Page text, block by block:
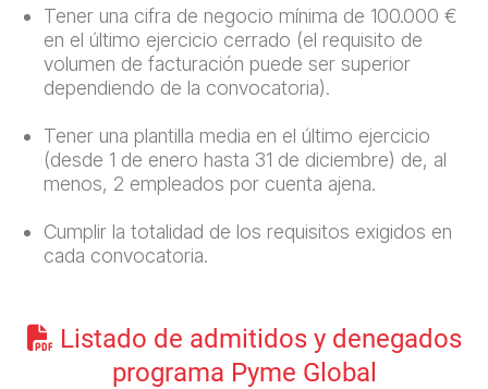
Tener una cifra de negocio mínima de 100.000 €
en el último ejercicio cerrado (el requisito de
volumen de facturación puede ser superior
dependiendo de la convocatoria).
Tener una plantilla media en el último ejercicio
(desde 1 de enero hasta 31 de diciembre) de, al
menos, 2 empleados por cuenta ajena.
Cumplir la totalidad de los requisitos exigidos en
cada convocatoria.
Listado de admitidos y denegados
programa Pyme Global